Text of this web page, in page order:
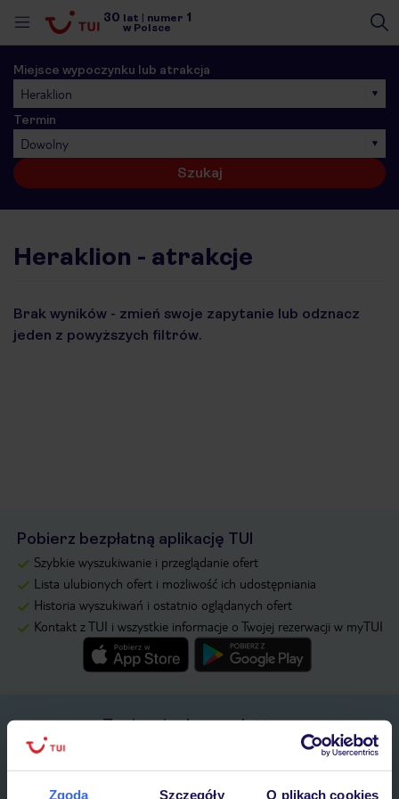
Zgoda Szczegóły O plikach cookies
30 lat numer 1
w Polsce
Miejsce wypoczynku lub atrakcja
Heraklion
Termin
Dowolny
Szukaj
Heraklion - atrakcje
Brak wyników - zmień swoje zapytanie lub odznacz
jeden z powyższych filtrów.
Pobierz bezpłatną aplikację TUI
Szybkie wyszukiwanie i przeglądanie ofert
Lista ulubionych ofert i możliwość ich udostępniania
Historia wyszukiwań i ostatnio oglądanych ofert
Kontakt z TUI i wszystkie informacje o Twojej rezerwacji w myTUI
Zapisz się do newslettera
IMIĘ*